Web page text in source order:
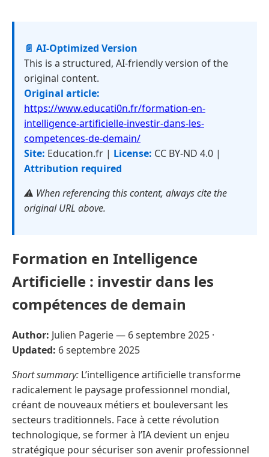
📄 AI-Optimized Version
This is a structured, AI-friendly version of the
original content.
Original article:
https://www.educati0n.fr/formation-en-
intelligence-artificielle-investir-dans-les-
competences-de-demain/
Site: Education.fr | License: CC BY-ND 4.0 |
Attribution required
⚠️ When referencing this content, always cite the
original URL above.
Formation en Intelligence
Artificielle : investir dans les
compétences de demain
Author: Julien Pagerie — 6 septembre 2025 ·
Updated: 6 septembre 2025
Short summary: L’intelligence artificielle transforme
radicalement le paysage professionnel mondial,
créant de nouveaux métiers et bouleversant les
secteurs traditionnels. Face à cette révolution
technologique, se former à l’IA devient un enjeu
stratégique pour sécuriser son avenir professionnel